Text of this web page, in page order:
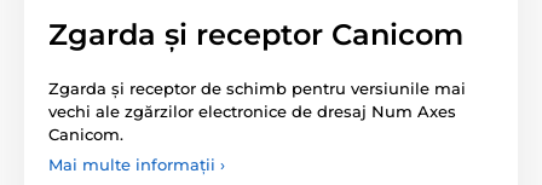
Zgarda și receptor Canicom
Zgarda și receptor de schimb pentru versiunile mai
vechi ale zgărzilor electronice de dresaj Num Axes
Canicom.
Mai multe informații ›